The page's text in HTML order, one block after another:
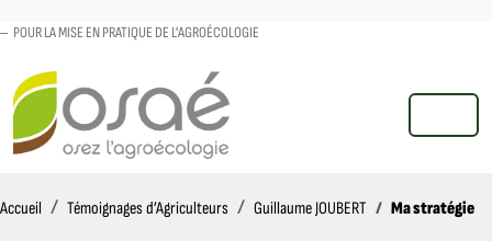
POUR LA MISE EN PRATIQUE DE L'AGROÉCOLOGIE
MENU
Accueil AccueilTémoignages d’Agriculteurs Guillaume JOUBERT Ma stratégie